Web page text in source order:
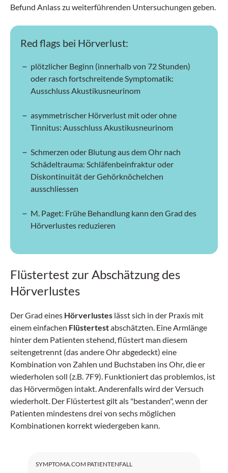
Befund Anlass zu weiterführenden Untersuchungen geben.
Red flags bei Hörverlust:
plötzlicher Beginn (innerhalb von 72 Stunden)
oder rasch fortschreitende Symptomatik:
Ausschluss Akustikusneurinom
asymmetrischer Hörverlust mit oder ohne
Tinnitus: Ausschluss Akustikusneurinom
Schmerzen oder Blutung aus dem Ohr nach
Schädeltrauma: Schläfenbeinfraktur oder
Diskontinuität der Gehörknöchelchen
ausschliessen
M. Paget: Frühe Behandlung kann den Grad des
Hörverlustes reduzieren
Flüstertest zur Abschätzung des
Hörverlustes
Der Grad eines Hörverlustes lässt sich in der Praxis mit
einem einfachen Flüstertestabschätzten. Eine Armlänge
hinter dem Patienten stehend, flüstert man diesem
seitengetrennt (das andere Ohr abgedeckt) eine
Kombination von Zahlen und Buchstaben ins Ohr, die er
wiederholen soll (z.B. 7F9). Funktioniert das problemlos, ist
das Hörvermögen intakt. Anderenfalls wird der Versuch
wiederholt. Der Flüstertest gilt als "bestanden", wenn der
Patienten mindestens drei von sechs möglichen
Kombinationen korrekt wiedergeben kann.
SYMPTOMA.COM PATIENTENFALL